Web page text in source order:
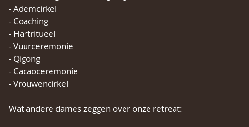
- Ademcirkel
- Coaching
- Hartritueel
- Vuurceremonie
- Qigong
- Cacaoceremonie
- Vrouwencirkel
Wat andere dames zeggen over onze retreat: